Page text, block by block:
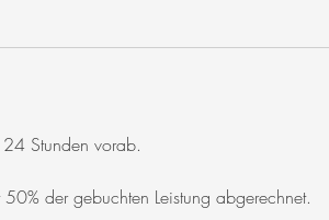
24 Stunden vorab.
der gebuchten Leistung abgerechnet.